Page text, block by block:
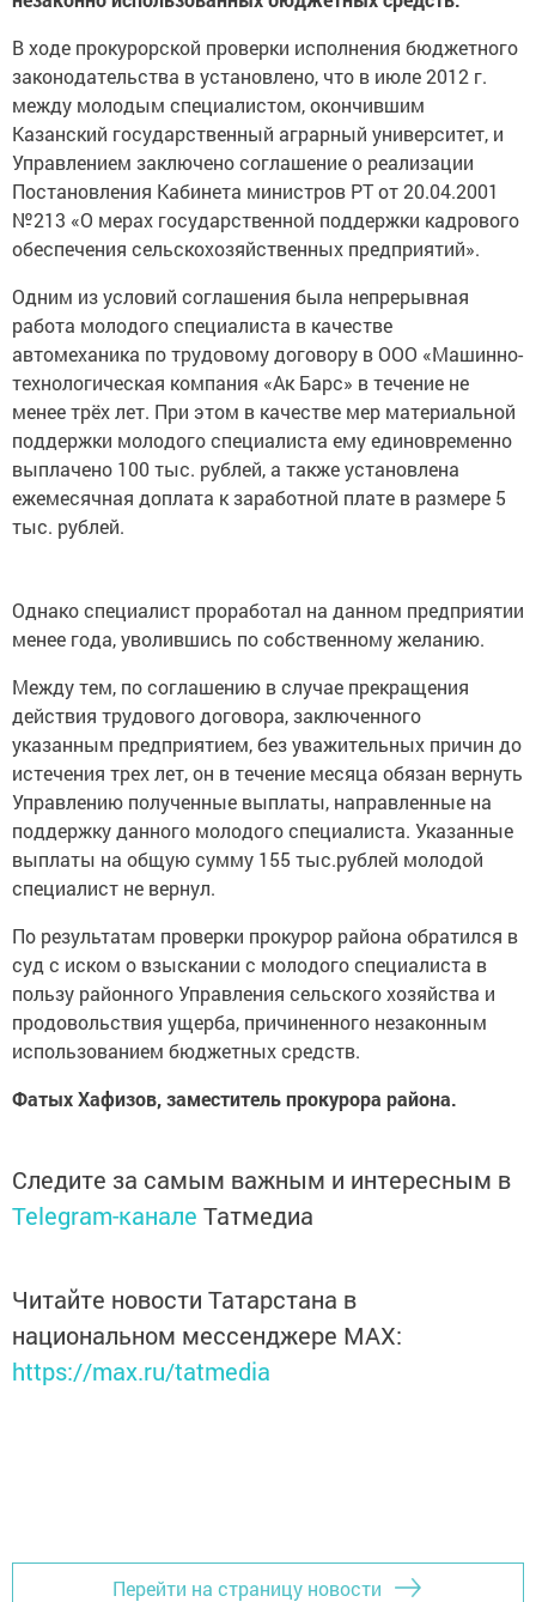
В ходе прокурорской проверки исполнения бюджетного
законодательства в установлено, что в июле 2012 г.
между молодым специалистом, окончившим
Казанский государственный аграрный университет, и
Управлением заключено соглашение о реализации
Постановления Кабинета министров РТ от 20.04.2001
№213 «О мерах государственной поддержки кадрового
обеспечения сельскохозяйственных предприятий».
Одним из условий соглашения была непрерывная
работа молодого специалиста в качестве
автомеханика по трудовому договору в ООО «Машинно-
технологическая компания «Ак Барс» в течение не
менее трёх лет. При этом в качестве мер материальной
поддержки молодого специалиста ему единовременно
выплачено 100 тыс. рублей, а также установлена
ежемесячная доплата к заработной плате в размере 5
тыс. рублей.
Однако специалист проработал на данном предприятии
менее года, уволившись по собственному желанию.
Между тем, по соглашению в случае прекращения
действия трудового договора, заключенного
указанным предприятием, без уважительных причин до
истечения трех лет, он в течение месяца обязан вернуть
Управлению полученные выплаты, направленные на
поддержку данного молодого специалиста. Указанные
выплаты на общую сумму 155 тыс.рублей молодой
специалист не вернул.
По результатам проверки прокурор района обратился в
суд с иском о взыскании с молодого специалиста в
пользу районного Управления сельского хозяйства и
продовольствия ущерба, причиненного незаконным
использованием бюджетных средств.
Фатых Хафизов, заместитель прокурора района.
Следите за самым важным и интересным в
Telegram-канале Татмедиа
Читайте новости Татарстана в
национальном мессенджере MАХ:
https://max.ru/tatmedia
Перейти на страницу новости